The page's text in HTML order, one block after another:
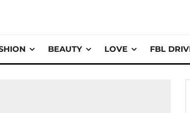
BEAUTY LOVE FBL